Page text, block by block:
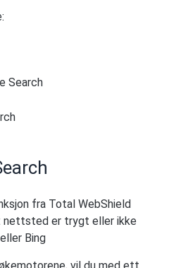
Search
fra Total WebShield
nettsted er trygt eller ikke
Bing